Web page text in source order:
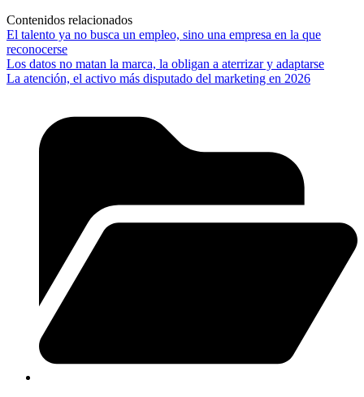
Contenidos relacionados
El talento ya no busca un empleo, sino una empresa en la que
reconocerse
Los datos no matan la marca, la obligan a aterrizar y adaptarse
La atención, el activo más disputado del marketing en 2026